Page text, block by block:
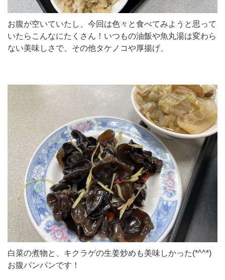
お腹が空いていたし、今回は色々と食べてみようと思って
いたらこんなにたくさん！いつもの油飯や魚丸湯は変わら
ない美味しさで、その他タケノコや厚揚げ、
白菜の煮物と、キクラゲの生姜炒めも美味しかった(*^^*)
お腹パンパンです！